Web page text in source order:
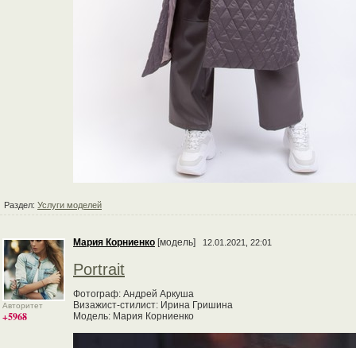
Раздел: Услуги моделей
Авторитет
+5968
Мария Корниенко [модель] 12.01.2021, 22:01
Portrait
Фотограф: Андрей Аркуша
Визажист-стилист: Ирина Гришина
Модель: Мария Корниенко